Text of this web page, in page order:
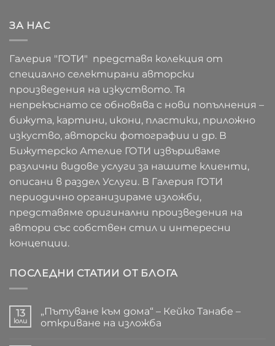
ЗА НАС
Галерия "ГОТИ" представя колекция от
специално селектирани авторски
произведения на изкуството. Тя
непрекъснато се обновява с нови попълнения –
бижута, картини, икони, пластики, приложно
изкуство, авторски фотографии и др. В
Бижутерско Ателие ГОТИ извършваме
различни видове услуги за нашите клиенти,
описани в раздел Услуги. В Галерия ГОТИ
периодично организираме изложби,
представяме оригинални произведения на
автори със собствен стил и интересни
концепции.
ПОСЛЕДНИ СТАТИИ ОТ БЛОГА
13
юли
„Пътуване към дома“ – Кейко Танабе –
откриване на изложба